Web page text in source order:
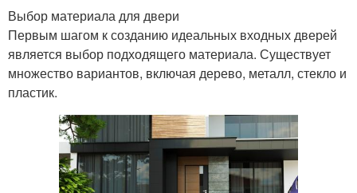
Выбор материала для двери
Первым шагом к созданию идеальных входных дверей
является выбор подходящего материала. Существует
множество вариантов, включая дерево, металл, стекло и
пластик.